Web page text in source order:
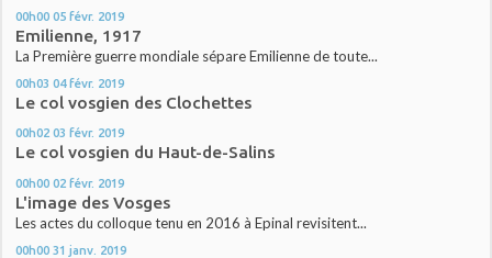
00h00 05 févr. 2019
Emilienne, 1917
La Première guerre mondiale sépare Emilienne de toute...
00h03 04 févr. 2019
Le col vosgien des Clochettes
00h02 03 févr. 2019
Le col vosgien du Haut-de-Salins
00h00 02 févr. 2019
L'image des Vosges
Les actes du colloque tenu en 2016 à Epinal revisitent...
00h00 31 janv. 2019